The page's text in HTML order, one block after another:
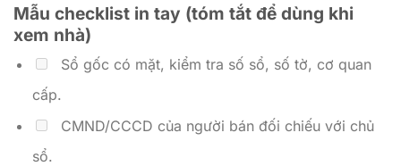
Mẫu checklist in tay (tóm tắt để dùng khi
xem nhà)
Sổ gốc có mặt, kiểm tra số sổ, số tờ, cơ quan
cấp.
CMND/CCCD của người bán đối chiếu với chủ
sổ.